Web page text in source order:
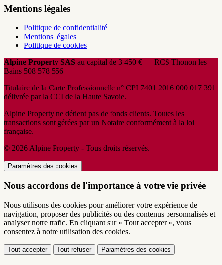
Mentions légales
Politique de confidentialité
Mentions légales
Politique de cookies
Alpine Property SAS au capital de 3 450 € — RCS Thonon les
Bains 508 578 556
Titulaire de la Carte Professionnelle n° CPI 7401 2016 000 017 391
délivrée par la CCI de la Haute Savoie.
Alpine Property ne détient pas de fonds clients. Toutes les
transactions sont gérées par un Notaire conformément à la loi
française.
© 2026 Alpine Property - Tous droits réservés.
Paramètres des cookies
Nous accordons de l'importance à votre vie privée
Nous utilisons des cookies pour améliorer votre expérience de
navigation, proposer des publicités ou des contenus personnalisés et
analyser notre trafic. En cliquant sur « Tout accepter », vous
consentez à notre utilisation des cookies.
Tout accepter Tout refuser Paramètres des cookies